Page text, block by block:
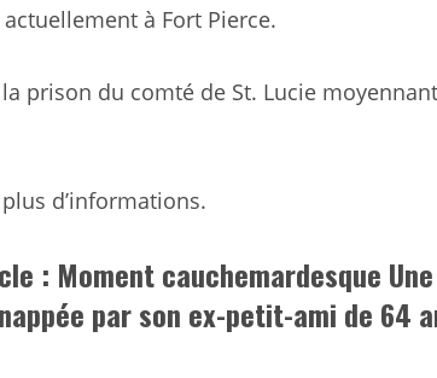
à Fort Pierce.
prison du comté de St. Lucie
d’informations.
: Moment cauchemardesque
par son ex-petit-ami de 64